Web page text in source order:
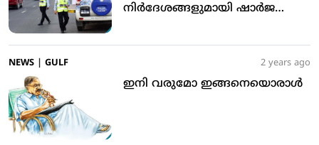
നിര്‍ദേശങ്ങളുമായി ഷാര്‍ജ
NEWS GULF 2 years ago
ഇനി വരുമോ ഇങ്ങനെയൊരാള്‍